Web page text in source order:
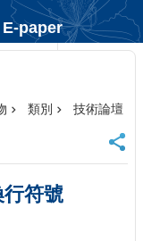
E-paper
類別 技術論壇
符號